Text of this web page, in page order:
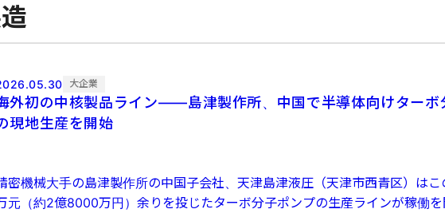
大企業
外初の中核製品ライン——島津製作所、中国で半導体向けターボ
現地生産を開始
密機械大手の島津製作所の中国子会社、天津島津液圧（天津市西青区）は
元（約2億8000万円）余りを投じたターボ分子ポンプの生産ラインが稼働